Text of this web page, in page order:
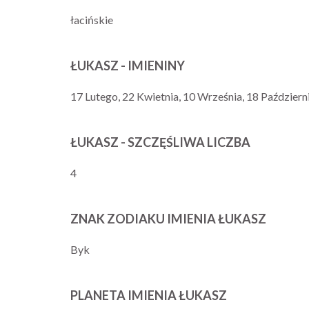
łacińskie
ŁUKASZ - IMIENINY
17 Lutego, 22 Kwietnia, 10 Września, 18
ŁUKASZ - SZCZĘŚLIWA LICZBA
4
ZNAK ZODIAKU IMIENIA ŁUKASZ
Byk
PLANETA IMIENIA ŁUKASZ